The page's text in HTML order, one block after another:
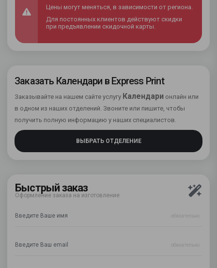
Цены могут меняться, в зависимости от региона.
Для постоянных клиентов действуют скидки
при предъявлении скидочной карты.
Заказать Календари в Express Print
Заказывайте на нашем сайте услугу Календари онлайн или
в одном из наших отделений. Звоните или пишите, чтобы
получить полную информацию у наших специалистов.
ВЫБРАТЬ ОТДЕЛЕНИЕ
Быстрый заказ
Оформление заказа на изготовление
обязательно
обязательно